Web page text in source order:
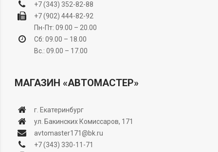
+7 (343) 352-82-88
+7 (902) 444-82-92
Пн-Пт: 09.00 – 20.00
Сб: 09.00 – 18.00
Вс.: 09.00 – 17.00
МАГАЗИН «АВТОМАСТЕР»
г. Екатеринбург
ул. Бакинских Комиссаров, 171
avtomaster171@bk.ru
+7 (343) 330-11-71